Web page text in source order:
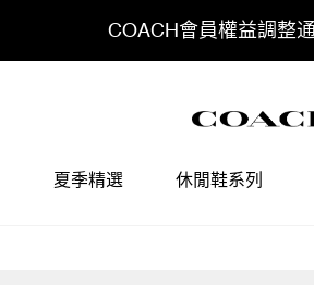
COACH會員權益調整
夏季精選 休閒鞋系列